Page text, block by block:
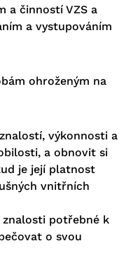
a činností VZS a
a vystupováním
ohroženým na
výkonnosti a
a obnovit si
je její platnost
vnitřních
potřebné k
o svou